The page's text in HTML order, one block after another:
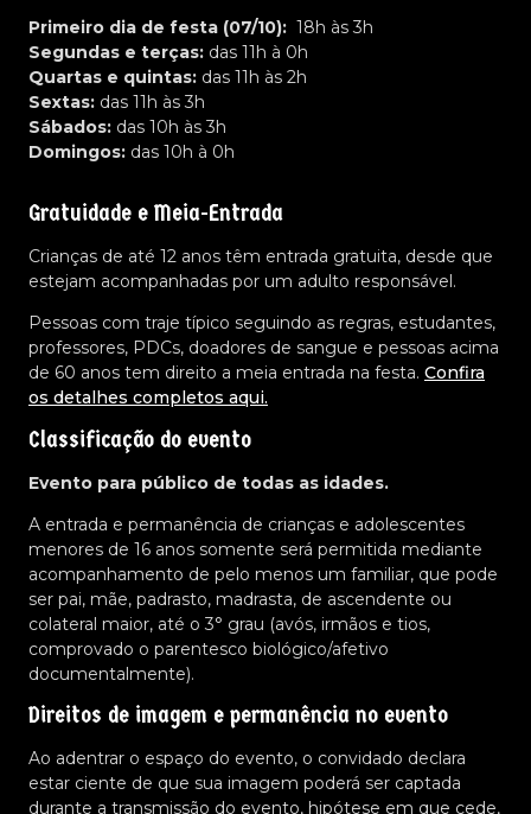
Primeiro dia de festa (07/10): 18h às 3h
Segundas e terças: das 11h à 0h
Quartas e quintas: das 11h às 2h
Sextas: das 11h às 3h
Sábados: das 10h às 3h
Domingos: das 10h à 0h
Gratuidade e Meia-Entrada
Crianças de até 12 anos têm entrada gratuita, desde que
estejam acompanhadas por um adulto responsável.
Pessoas com traje típico seguindo as regras, estudantes,
professores, PDCs, doadores de sangue e pessoas acima
de 60 anos tem direito a meia entrada na festa. Confira
os detalhes completos aqui.
Classificação do evento
Evento para público de todas as idades.
A entrada e permanência de crianças e adolescentes
menores de 16 anos somente será permitida mediante
acompanhamento de pelo menos um familiar, que pode
ser pai, mãe, padrasto, madrasta, de ascendente ou
colateral maior, até o 3° grau (avós, irmãos e tios,
comprovado o parentesco biológico/afetivo
documentalmente).
Direitos de imagem e permanência no evento
Ao adentrar o espaço do evento, o convidado declara
estar ciente de que sua imagem poderá ser captada
durante a transmissão do evento, hipótese em que cede,